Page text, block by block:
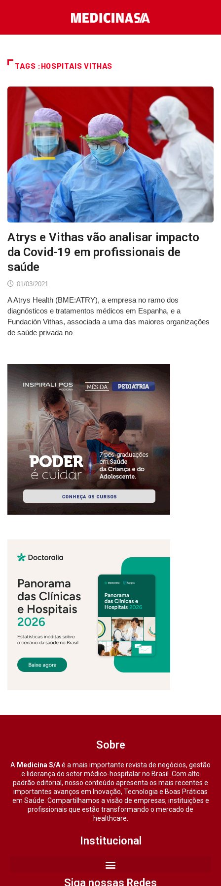
TAGS :HOSPITAIS VITHAS
Atrys e Vithas vão analisar impacto
da Covid-19 em profissionais de
saúde
01/03/2021
A Atrys Health (BME:ATRY), a empresa no ramo dos
diagnósticos e tratamentos médicos em Espanha, e a
Fundación Vithas, associada a uma das maiores organizações
de saúde privada no
Sobre
A Medicina S/Aé a mais importante revista de negócios, gestão
e liderança do setor médico-hospitalar no Brasil. Com alto
padrão editorial, nosso conteúdo apresenta os mais recentes e
importantes avanços em Inovação, Tecnologia e Boas Práticas
em Saúde. Compartilhamos a visão de empresas, instituições e
profissionais que estão transformando o mercado de
healthcare.
Institucional
Siga nossas Redes